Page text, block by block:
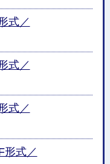
式／
式／
式／
形式／